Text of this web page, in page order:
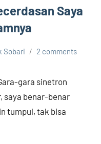
Saya
Sobari 2 comments
gara sinetron
saya benar-benar
tumpul, tak bisa